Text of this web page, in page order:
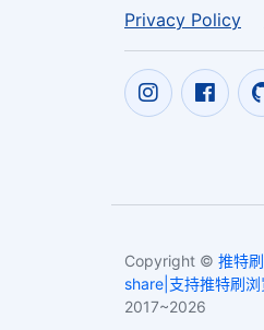
Privacy Policy
Copyright © 推特
share|支持推特刷
2017~2026